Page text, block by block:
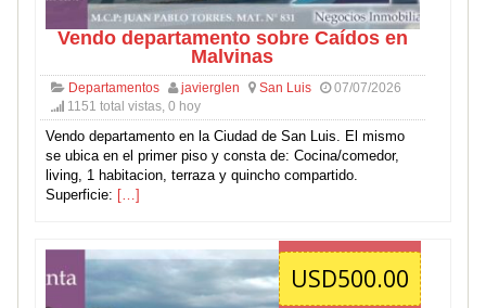
Vendo departamento sobre Caídos en
Malvinas
Departamentos javierglen San Luis
07/07/2026
1151 total vistas, 0 hoy
Vendo departamento en la Ciudad de San Luis. El mismo
se ubica en el primer piso y consta de: Cocina/comedor,
living, 1 habitacion, terraza y quincho compartido.
Superficie: […]
USD500.00